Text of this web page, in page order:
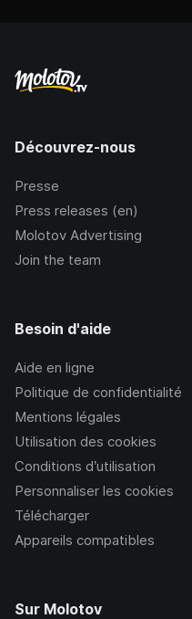
Découvrez-nous
Presse
Press releases (en)
Molotov Advertising
Join the team
Besoin d'aide
Aide en ligne
Politique de confidentialité
Mentions légales
Utilisation des cookies
Conditions d’utilisation
Personnaliser les cookies
Télécharger
Appareils compatibles
Sur Molotov